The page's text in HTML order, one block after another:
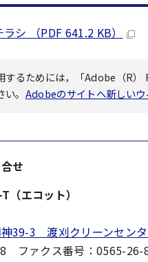
シ （PDF 641.2 KB）
するためには，「Adobe（R
。 Adobeのサイトへ新しいウ
せ
エコット）
39-3 渡刈クリーンセン
ファクス番号：0565-26-